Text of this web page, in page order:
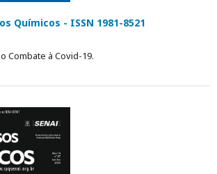
Químicos - ISSN 1981-8521
Combate à Covid-19.